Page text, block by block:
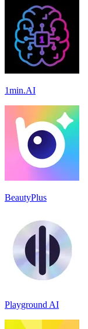
1min.AI
BeautyPlus
Playground AI